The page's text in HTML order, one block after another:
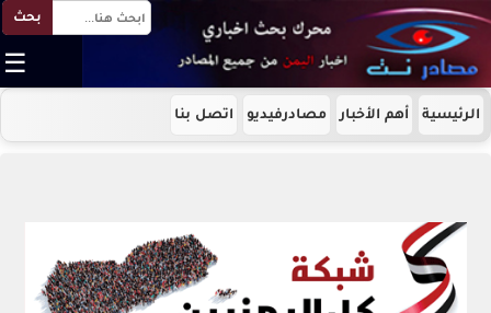
بحث
☰
الرئيسية أهم الأخبار مصادرفيديو اتصل بنا